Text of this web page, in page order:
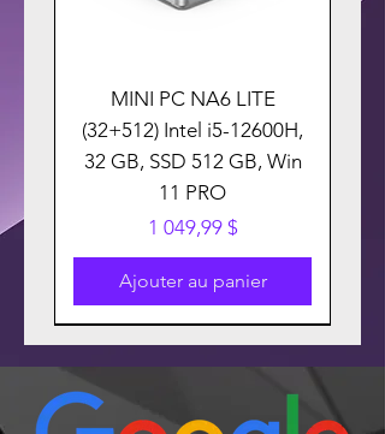
MINI PC NA6 LITE
(32+512) Intel i5-12600H,
32 GB, SSD 512 GB, Win
11 PRO
Prix
1 049,99 $
Ajouter au panier